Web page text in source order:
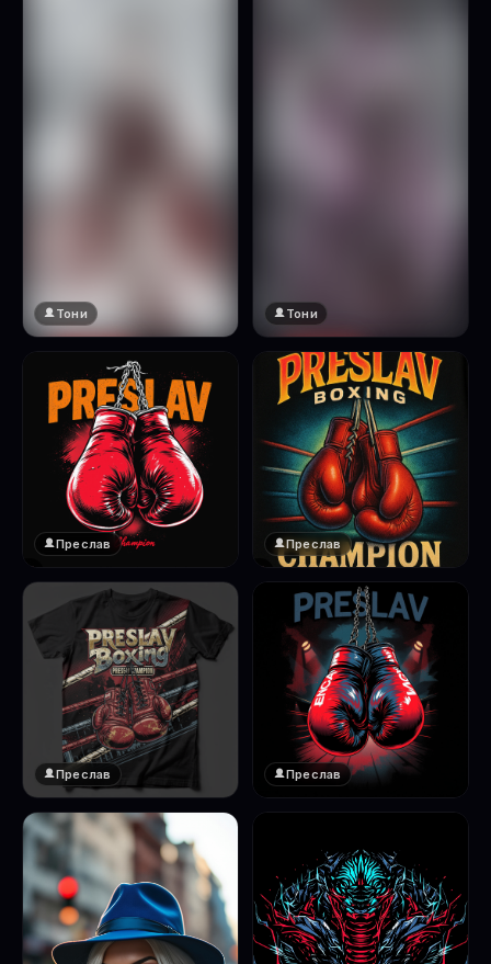
Натисни за преглед
Тони
🔞 18+
Натисни за преглед
Тони
❤️
1
Преслав
❤️
Преслав
Преслав Преслав